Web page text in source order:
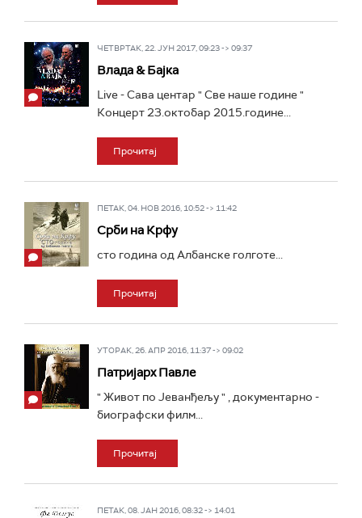
ЧЕТВРТАК, 22. ЈУН 2017, 09:23 -> 09:37
Влада & Бајка
Live - Сава центар " Све наше године "
Концерт 23.октобар 2015.године...
Прочитај
ПЕТАК, 04. НОВ 2016, 10:52 -> 11:42
Срби на Крфу
сто година од Албанске голготе...
Прочитај
УТОРАК, 26. АПР 2016, 11:37 -> 09:02
Патријарх Павле
" Живот по Јеванђељу " , документарно -
биографски филм...
Прочитај
ПЕТАК, 08. ЈАН 2016, 08:32 -> 14:01